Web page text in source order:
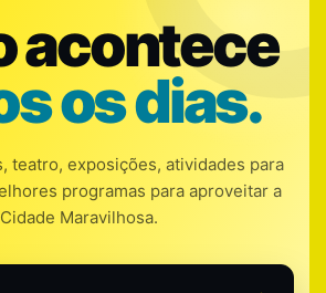
acontece
os dias.
teatro, exposições, atividades para
programas para aproveitar a
Cidade Maravilhosa.